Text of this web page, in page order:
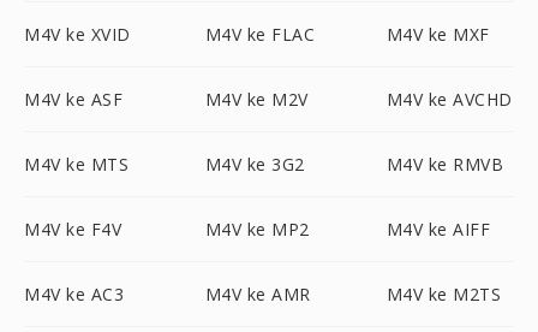
M4V ke XVID M4V ke FLAC M4V ke MXF
M4V ke ASF M4V ke M2V M4V ke AVCHD
M4V ke MTS M4V ke 3G2 M4V ke RMVB
M4V ke F4V M4V ke MP2 M4V ke AIFF
M4V ke AC3 M4V ke AMR M4V ke M2TS